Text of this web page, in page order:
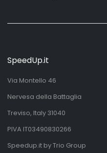
SpeedUp.it
Via Montello 46
Nervesa della Battaglia
Treviso, Italy 31040
PIVA IT03490830266
Speedup.it by Trio Group